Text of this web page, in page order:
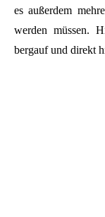
es außerdem
werden müssen.
bergauf und direkt